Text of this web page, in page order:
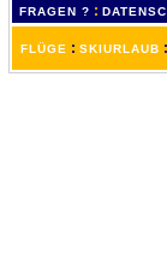
FRAGEN ? :
FLÜGE : SKIURLAUB :